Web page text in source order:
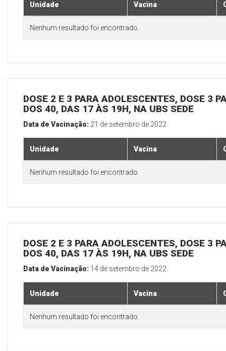
Unidade Vacina
Nenhum resultado foi encontrado.
DOSE 2 E 3 PARA ADOLESCENTES, DOSE 3
DOS 40, DAS 17 ÀS 19H, NA UBS SEDE
Data de Vacinação: 21 de setembro de 2022
Unidade Vacina
Nenhum resultado foi encontrado.
DOSE 2 E 3 PARA ADOLESCENTES, DOSE 3
DOS 40, DAS 17 ÀS 19H, NA UBS SEDE
Data de Vacinação: 14 de setembro de 2022
Unidade Vacina
Nenhum resultado foi encontrado.